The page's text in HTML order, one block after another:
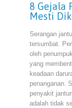
8 Gejala
Mesti
Serangan
tersumbat.
oleh
yang
keadaan
penanganan.
penyakit
adalah tidak